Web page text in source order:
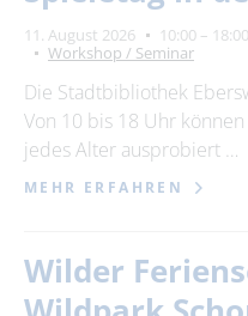
11. August 2026 10:00 –
Workshop / Seminar
Die Stadtbibliothek
Von 10 bis 18 Uhr
jedes Alter ausprobiert …
MEHR ERFAHREN
Wilder